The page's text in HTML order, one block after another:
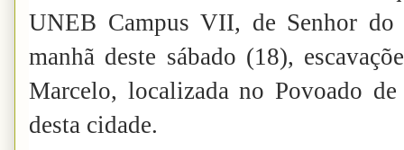
UNEB Campus VII, de Senhor
manhã deste sábado (18),
Marcelo, localizada no Povoado
desta cidade.